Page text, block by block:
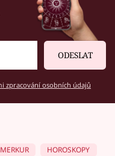
ODESLAT
zpracování osobních údajů
MERKUR
HOROSKOPY